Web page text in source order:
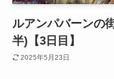
ルアンパバーンの
半)【3日目】
2025年5月23日